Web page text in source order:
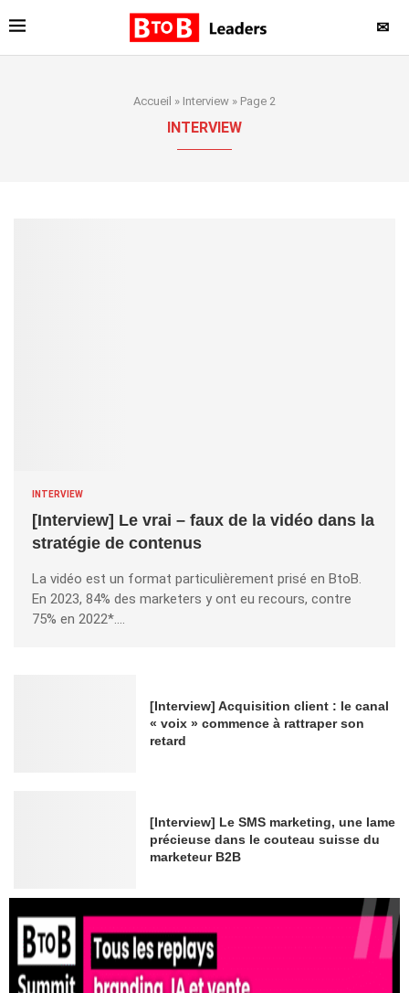
✉
Accueil » Interview » Page 2
INTERVIEW
INTERVIEW
[Interview] Le vrai – faux de la vidéo dans la
stratégie de contenus
La vidéo est un format particulièrement prisé en BtoB.
En 2023, 84% des marketers y ont eu recours, contre
75% en 2022*….
[Interview] Acquisition client : le canal
« voix » commence à rattraper son
retard
[Interview] Le SMS marketing, une lame
précieuse dans le couteau suisse du
marketeur B2B